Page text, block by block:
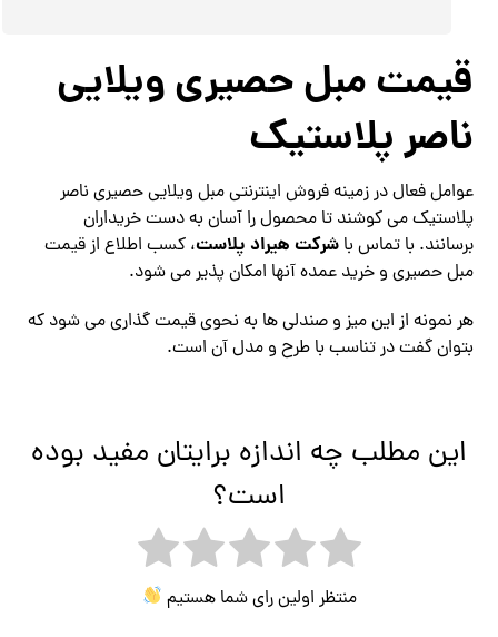
قیمت مبل حصیری ویلایی
ناصر پلاستیک
عوامل فعال در زمینه فروش اینترنتی مبل ویلایی حصیری ناصر
پلاستیک می کوشند تا محصول را آسان به دست خریداران
برسانند. با تماس باشرکت هیراد پلاست، کسب اطلاع از قیمت
مبل حصیری و خرید عمده آنها امکان پذیر می شود.
هر نمونه از این میز و صندلی ها به نحوی قیمت گذاری می شود که
بتوان گفت در تناسب با طرح و مدل آن است.
این مطلب چه اندازه برایتان مفید بوده
است؟
منتظر اولین رای شما هستیم